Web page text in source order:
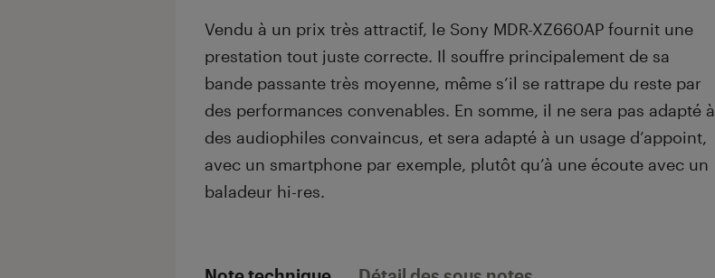
Vendu à un prix très attractif, le Sony MDR-XZ660AP fournit une
prestation tout juste correcte. Il souffre principalement de sa
bande passante très moyenne, même s’il se rattrape du reste par
des performances convenables. En somme, il ne sera pas adapté à
des audiophiles convaincus, et sera adapté à un usage d’appoint,
avec un smartphone par exemple, plutôt qu’à une écoute avec un
baladeur hi-res.